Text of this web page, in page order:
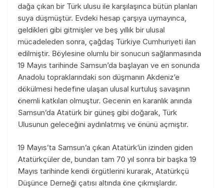
dağa çıkan bir Türk ulusu ile karşılaşınca bütün planları
suya düşmüştür. Evdeki hesap çarşıya uymayınca,
geldikleri gibi gitmişler ve beş yıllık bir ulusal
mücadeleden sonra, çağdaş Türkiye Cumhuriyeti ilan
edilmiştir. Böylesine olumlu bir sonucun sağlanmasında
19 Mayıs tarihinde Samsun’da başlayan ve en sonunda
Anadolu topraklarındaki son düşmanın Akdeniz’e
dökülmesi hedefine ulaşan ulusal kurtuluş savaşının
önemli katkıları olmuştur. Gecenin en karanlık anında
Samsun’da Atatürk bir güneş gibi doğarak, Türk
Ulusunun geleceğini aydınlatmış ve önünü açmıştır.
19 Mayıs’ta Samsun’a çıkan Atatürk’ün izinden giden
Atatürkçüler de, bundan tam 70 yıl sonra bir başka 19
Mayıs tarihinde kendi örgütlerini kurarak, Atatürkçü
Düşünce Derneği çatısı altında öne çıkmışlardır.